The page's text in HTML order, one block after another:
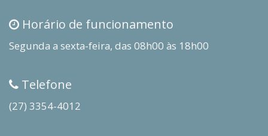
Horário de funcionamento
Segunda a sexta-feira, das 08h00 às 18h00
Telefone
(27) 3354-4012